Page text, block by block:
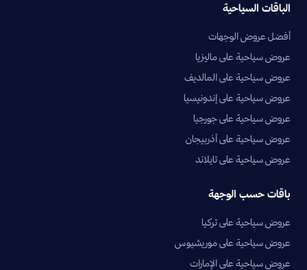
الباقات السياحية
أفضل عروض الوجهات
عروض سياحية على ماليزيا
عروض سياحية على المالديف
عروض سياحية على إندونيسيا
عروض سياحية على جورجيا
عروض سياحية على أذربيجان
عروض سياحية على تايلاند
باقات حسب الوجهة
عروض سياحية على تركيا
عروض سياحية على موريشيوس
عروض سياحية على الإمارات